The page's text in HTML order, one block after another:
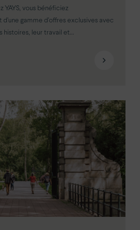
YAYS, vous bénéficiez
gamme d’offres exclusives avec
histoires, leur travail et...